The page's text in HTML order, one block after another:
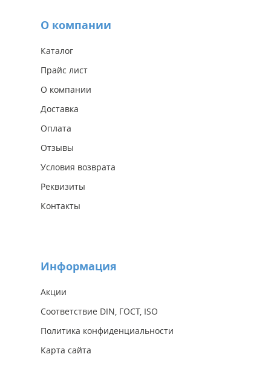
О компании
Каталог
Прайс лист
О компании
Доставка
Оплата
Отзывы
Условия возврата
Реквизиты
Контакты
Информация
Акции
Соответствие DIN, ГОСТ, ISO
Политика конфиденциальности
Карта сайта